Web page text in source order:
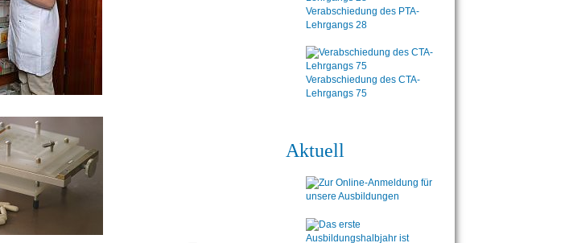
Verabschiedung des PTA-
Lehrgangs 28
Verabschiedung des CTA-
Lehrgangs 75
Aktuell